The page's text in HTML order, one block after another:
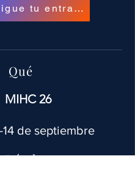
¡Consigue tu entrada!
Qué
MIHC 26
14 de septiembre
Dónde